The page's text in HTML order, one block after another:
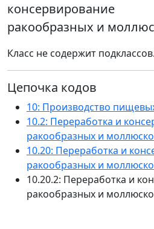
консервирование
ракообразных и
Класс не содержит подклассов.
Цепочка кодов
10: Производство
10.2: Переработка и
ракообразных и
10.20: Переработка и
ракообразных и
10.20.2: Переработка и
ракообразных и